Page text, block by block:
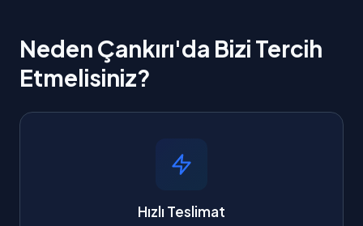
Neden Çankırı'da Bizi Tercih
Etmelisiniz?
Hızlı Teslimat